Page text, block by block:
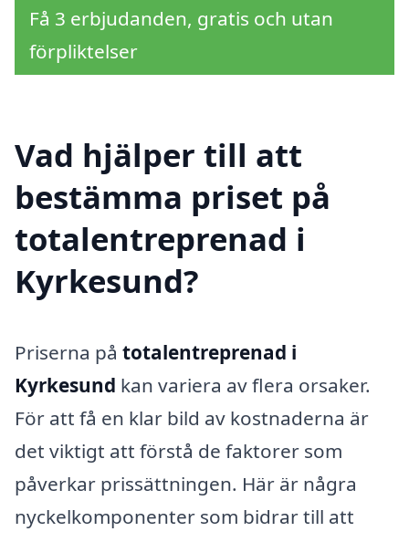
Få 3 erbjudanden, gratis och utan
förpliktelser
Vad hjälper till att
bestämma priset på
totalentreprenad i
Kyrkesund?
Priserna på totalentreprenad i
Kyrkesund kan variera av flera orsaker.
För att få en klar bild av kostnaderna är
det viktigt att förstå de faktorer som
påverkar prissättningen. Här är några
nyckelkomponenter som bidrar till att